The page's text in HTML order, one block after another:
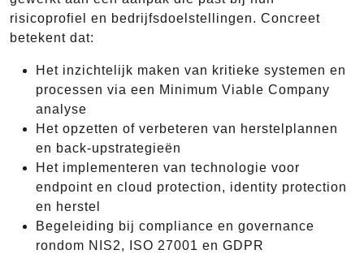
risicoprofiel en bedrijfsdoelstellingen. Concreet
betekent dat:
Het inzichtelijk maken van kritieke systemen en
processen via een Minimum Viable Company
analyse
Het opzetten of verbeteren van herstelplannen
en back-upstrategieën
Het implementeren van technologie voor
endpoint en cloud protection, identity protection
en herstel
Begeleiding bij compliance en governance
rondom NIS2, ISO 27001 en GDPR